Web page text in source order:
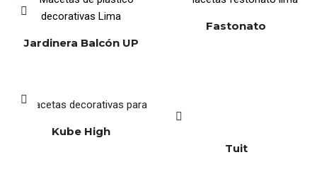
Jardinera Balcón UP
Fastonato
Kube High
Tuit